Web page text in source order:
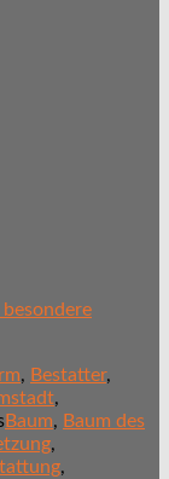
, Bestatter,
,
Baum, Baum des
,
,